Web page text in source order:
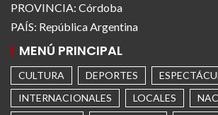
PROVINCIA: Córdoba
PAÍS: República Argentina
MENÚ PRINCIPAL
CULTURA DEPORTES
INTERNACIONALES
LOCALES